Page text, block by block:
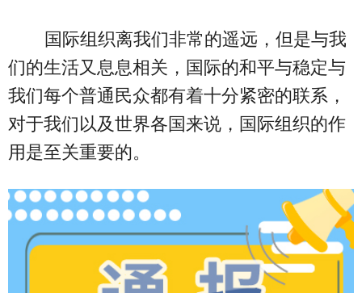
国际组织离我们非常的遥远，但是与我
们的生活又息息相关，国际的和平与稳定与
我们每个普通民众都有着十分紧密的联系，
对于我们以及世界各国来说，国际组织的作
用是至关重要的。